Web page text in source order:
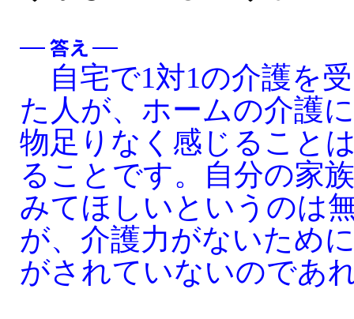
自宅で1対1の介護を
た人が、ホームの介護
物足りなく感じること
ることです。自分の家
みてほしいというのは
が、介護力がないため
がされていないのであ